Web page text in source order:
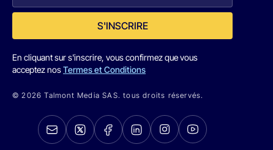
S'INSCRIRE
En cliquant sur s'inscrire, vous confirmez que vous
acceptez nosTermes et Conditions
© 2026 Talmont Media SAS. tous droits réservés.